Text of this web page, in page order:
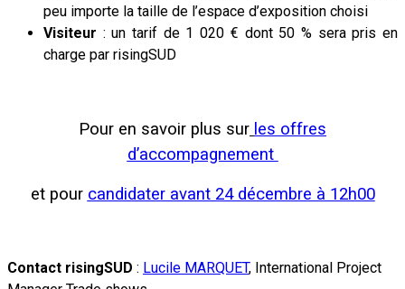
peu importe la taille de l’espace d’exposition choisi
Visiteur : un tarif de 1 020 € dont 50 % sera pris en
charge par risingSUD
Pour en savoir plus sur les offres
d’accompagnement
et pour candidater avant 24 décembre à 12h00
Contact risingSUD : Lucile MARQUET, International Project